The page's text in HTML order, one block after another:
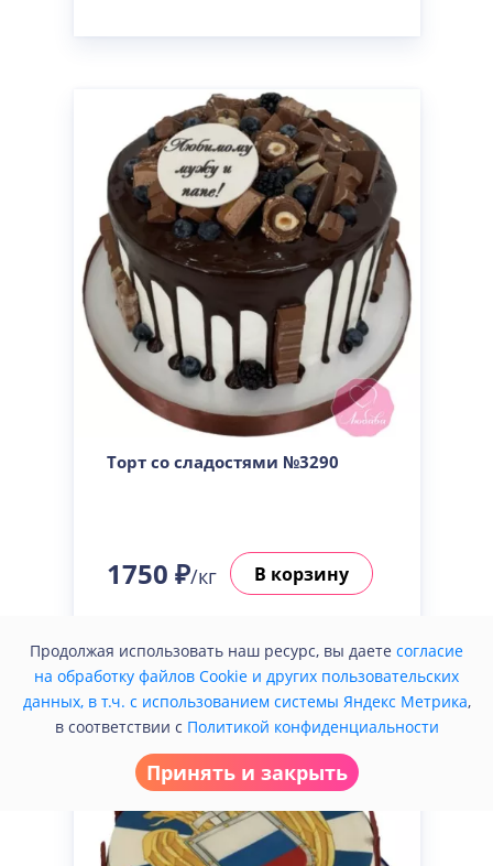
Торт со сладостями №3290
1750 ₽/кг В корзину
Продолжая использовать наш ресурс, вы даете согласие
на обработку файлов Cookie и других пользовательских
данных, в т.ч. с использованием системы Яндекс Метрика,
в соответствии с Политикой конфиденциальности
Принять и закрыть